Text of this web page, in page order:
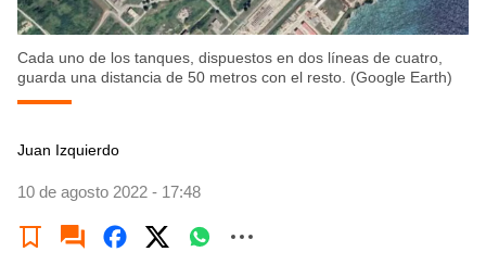
Cada uno de los tanques, dispuestos en dos líneas de cuatro,
guarda una distancia de 50 metros con el resto. (Google Earth)
Juan Izquierdo
10 de agosto 2022 - 17:48